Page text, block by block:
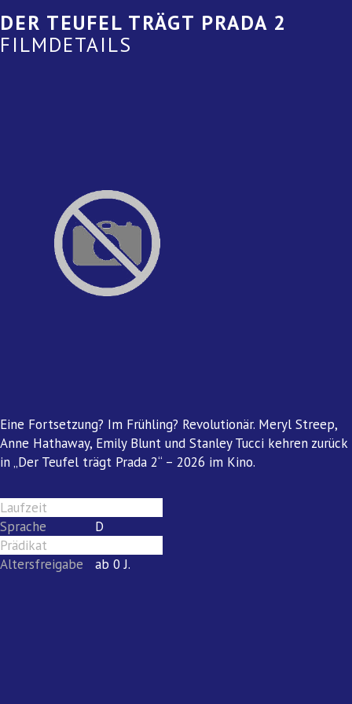
DER TEUFEL TRÄGT PRADA 2
FILMDETAILS
Eine Fortsetzung? Im Frühling? Revolutionär. Meryl Streep,
Anne Hathaway, Emily Blunt und Stanley Tucci kehren zurück
in „Der Teufel trägt Prada 2“ – 2026 im Kino.
Laufzeit
Sprache
D
Prädikat
Altersfreigabe
ab 0 J.